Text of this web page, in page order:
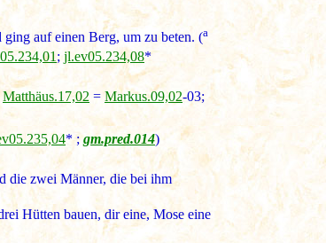
ging auf einen Berg, um zu beten. (a
; jl.ev05.234,08*
Matthäus.17,02 = Markus.09,02-03;
* ;gm.pred.014)
die zwei Männer, die bei ihm
Hütten bauen, dir eine, Mose eine